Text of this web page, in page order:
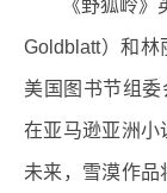
《野狐岭
Goldblatt）和
美国图书节组委
在亚马逊亚洲小
未来，雪漠作